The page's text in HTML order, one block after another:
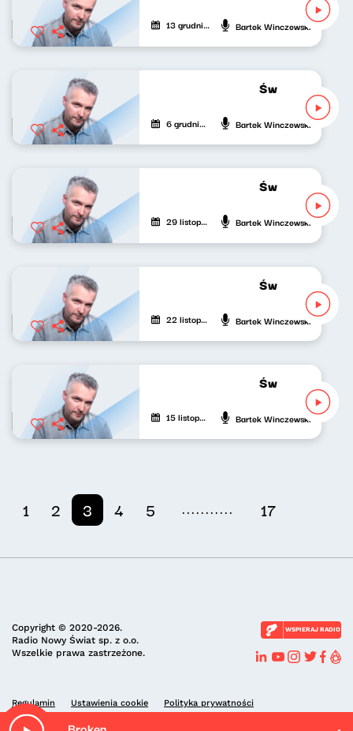
13 grudnia 2022 Bartek Winczewski
Świat naszej
6 grudnia 2022 Bartek Winczewski
Świat naszej
29 listopada 2022 Bartek Winczewski
Świat naszej
22 listopada 2022 Bartek Winczewski
Świat naszej
15 listopada 2022 Bartek Winczewski
1 2 3 4 5 ........... 17
Copyright © 2020-2026.
Radio Nowy Świat sp. z o.o.
Wszelkie prawa zastrzeżone.
WSPIERAJ RADIO
Regulamin Ustawienia cookie Polityka prywatności